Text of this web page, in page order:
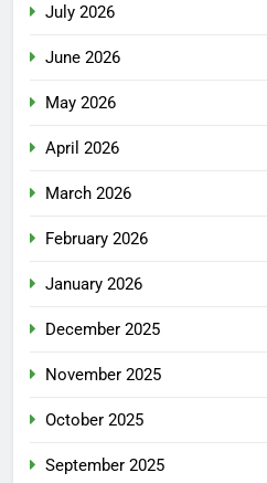
July 2026
June 2026
May 2026
April 2026
March 2026
February 2026
January 2026
December 2025
November 2025
October 2025
September 2025